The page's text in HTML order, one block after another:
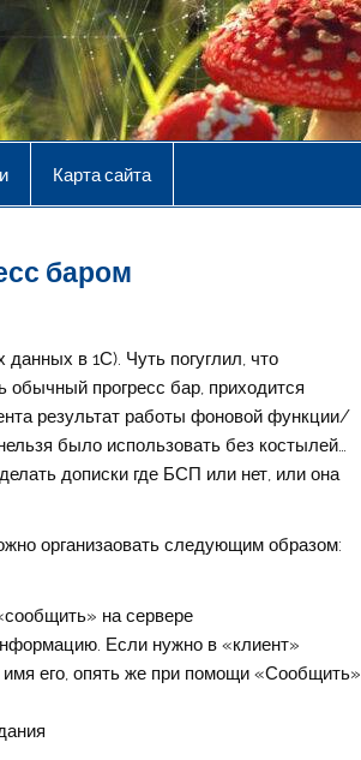
Карта сайта
баром
в 1С). Чуть погуглил, что
обычный прогресс бар, приходится
результат работы фоновой функции/
было использовать без костылей…
дописки где БСП или нет, или она
организаовать следующим образом:
на сервере
Если нужно в «клиент»
его, опять же при помощи «Сообщить»